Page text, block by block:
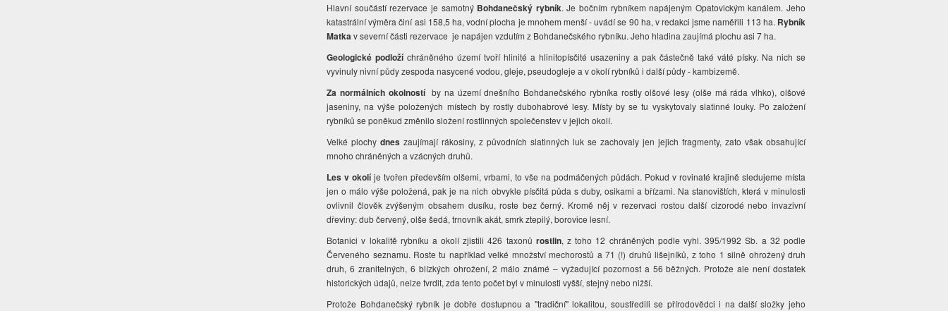
Hlavní součástí rezervace je samotný Bohdanečský rybník. Je bočním rybníkem napájeným Opatovickým kanálem. Jeho
katastrální výměra činí asi 158,5 ha, vodní plocha je mnohem menší - uvádí se 90 ha, v redakci jsme naměřili 113 ha. Rybník
Matkav severní části rezervace je napájen vzdutím z Bohdanečského rybníku. Jeho hladina zaujímá plochu asi 7 ha.
Geologické podložíchráněného území tvoří hlinité a hlinitopísčité usazeniny a pak částečně také váté písky. Na nich se
vyvinuly nivní půdy zespoda nasycené vodou, gleje, pseudogleje a v okolí rybníků i další půdy - kambizemě.
Za normálních okolnostíby na území dnešního Bohdanečského rybníka rostly olšové lesy (olše má ráda vlhko), olšové
jaseniny, na výše položených místech by rostly dubohabrové lesy. Místy by se tu vyskytovaly slatinné louky. Po založení
rybníků se poněkud změnilo složení rostlinných společenstev v jejich okolí.
Velké plochydneszaujímají rákosiny, z původních slatinných luk se zachovaly jen jejich fragmenty, zato však obsahující
mnoho chráněných a vzácných druhů.
Les v okolíje tvořen především olšemi, vrbami, to vše na podmáčených půdách. Pokud v rovinaté krajině sledujeme místa
jen o málo výše položená, pak je na nich obvykle písčitá půda s duby, osikami a břízami. Na stanovištích, která v minulosti
ovlivnil člověk zvýšeným obsahem dusíku, roste bez černý. Kromě něj v rezervaci rostou další cizorodé nebo invazivní
dřeviny: dub červený, olše šedá, trnovník akát, smrk ztepilý, borovice lesní.
Botanici v lokalitě rybníku a okolí zjistili 426 taxonů rostlin, z toho 12 chráněných podle vyhl. 395/1992 Sb. a 32 podle
Červeného seznamu. Roste tu například velké množství mechorostů a 71 (!) druhů lišejníků, z toho 1 silně ohrožený druh
druh, 6 zranitelných, 6 blízkých ohrožení, 2 málo známé – vyžadující pozornost a 56 běžných. Protože ale není dostatek
historických údajů, nelze tvrdit, zda tento počet byl v minulosti vyšší, stejný nebo nižší.
Protože Bohdanečský rybník je dobře dostupnou a "tradiční" lokalitou, soustředili se přírodovědci i na další složky jeho